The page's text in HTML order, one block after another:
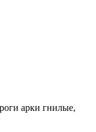
арки гнилые,